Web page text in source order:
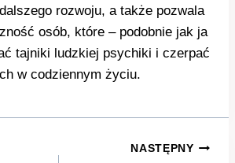
rozwoju, a także pozwala
osób, które – podobnie jak ja
tajniki ludzkiej psychiki i czerpać
w codziennym życiu.
NASTĘPNY